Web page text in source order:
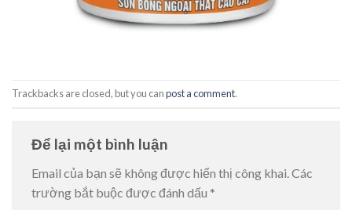
Trackbacks are closed, but you canpost a comment.
Để lại một bình luận
Email của bạn sẽ không được hiển thị công khai.Các
trường bắt buộc được đánh dấu *